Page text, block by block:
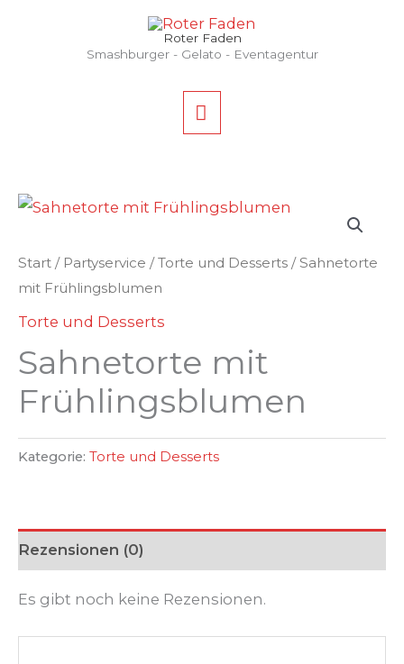
Roter Faden
Smashburger - Gelato - Eventagentur
HAUPTMENÜ
Start / Partyservice /Torte und Desserts / Sahnetorte
mit Frühlingsblumen
Torte und Desserts
Sahnetorte mit
Frühlingsblumen
Kategorie: Torte und Desserts
Rezensionen (0)
Es gibt noch keine Rezensionen.